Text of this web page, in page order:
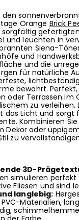
den
Orange Brick
sorgfältig
und leuchten in
Siena-
und
und die
für natürliche
bewahrt.
oder Terrassen im
zu verleihen.
das Licht und sorgt
Kombinieren
Dekor oder
zu
3D-
simulieren perfekt
Fliesen und sind
langlebig:
Materialien,